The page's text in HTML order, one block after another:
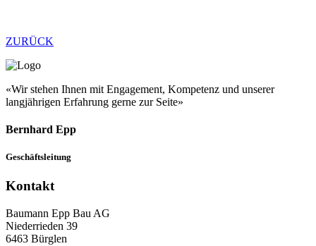
ZURÜCK
«Wir stehen Ihnen mit Engagement, Kompetenz und unserer
langjährigen Erfahrung gerne zur Seite»
Bernhard Epp
Geschäftsleitung
Kontakt
Baumann Epp Bau AG
Niederrieden 39
6463 Bürglen